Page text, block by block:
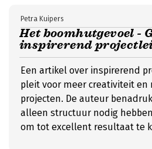
Het boomhutgevoel -
inspirerend
Petra Kuipers
Een artikel over inspirerend
pleit voor meer creativiteit en
projecten. De auteur
alleen structuur nodig
om tot excellent resultaat te